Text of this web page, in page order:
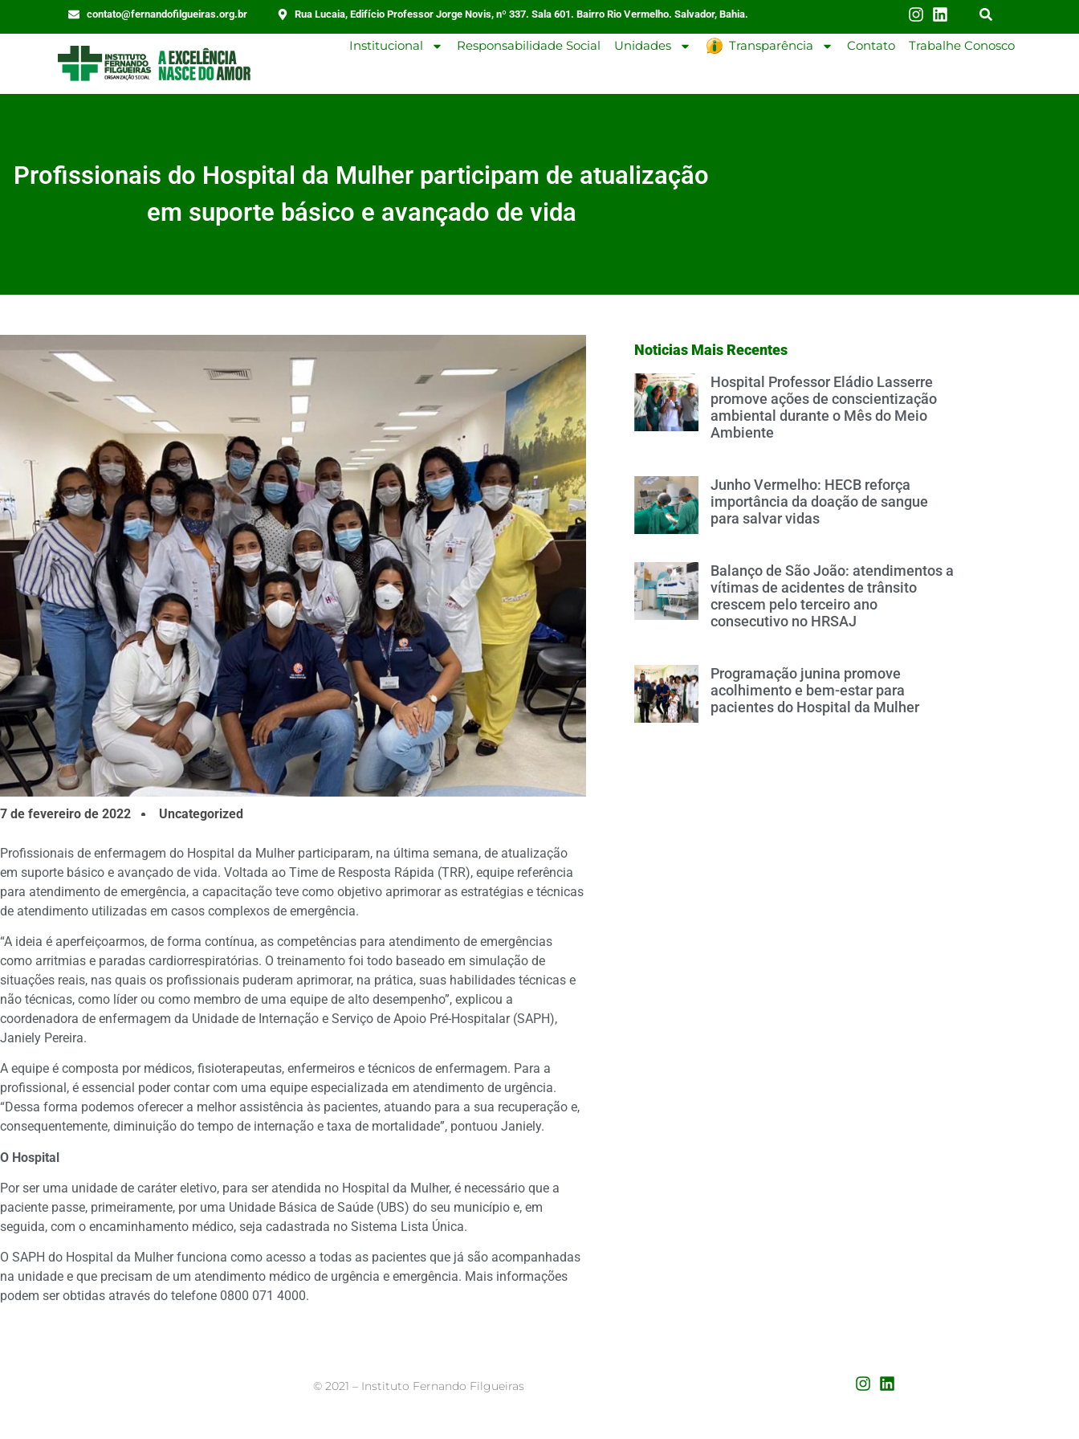
contato@fernandofilgueiras.org.br Rua Lucaia, Edifício Professor Jorge Novis, nº 337. Sala 601. Bairro Rio Vermelho. Salvador, Bahia.
Institucional Responsabilidade Social Unidades Transparência Contato Trabalhe Conosco
Profissionais do Hospital da Mulher participam de atualização
em suporte básico e avançado de vida
7 de fevereiro de 2022 Uncategorized
Profissionais de enfermagem do Hospital da Mulher participaram, na última semana, de atualização
em suporte básico e avançado de vida. Voltada ao Time de Resposta Rápida (TRR), equipe referência
para atendimento de emergência, a capacitação teve como objetivo aprimorar as estratégias e técnicas
de atendimento utilizadas em casos complexos de emergência.
“A ideia é aperfeiçoarmos, de forma contínua, as competências para atendimento de emergências
como arritmias e paradas cardiorrespiratórias. O treinamento foi todo baseado em simulação de
situações reais, nas quais os profissionais puderam aprimorar, na prática, suas habilidades técnicas e
não técnicas, como líder ou como membro de uma equipe de alto desempenho”, explicou a
coordenadora de enfermagem da Unidade de Internação e Serviço de Apoio Pré-Hospitalar (SAPH),
Janiely Pereira.
A equipe é composta por médicos, fisioterapeutas, enfermeiros e técnicos de enfermagem. Para a
profissional, é essencial poder contar com uma equipe especializada em atendimento de urgência.
“Dessa forma podemos oferecer a melhor assistência às pacientes, atuando para a sua recuperação e,
consequentemente, diminuição do tempo de internação e taxa de mortalidade”, pontuou Janiely.
O Hospital
Por ser uma unidade de caráter eletivo, para ser atendida no Hospital da Mulher, é necessário que a
paciente passe, primeiramente, por uma Unidade Básica de Saúde (UBS) do seu município e, em
seguida, com o encaminhamento médico, seja cadastrada no Sistema Lista Única.
O SAPH do Hospital da Mulher funciona como acesso a todas as pacientes que já são acompanhadas
na unidade e que precisam de um atendimento médico de urgência e emergência. Mais informações
podem ser obtidas através do telefone 0800 071 4000.
Noticias Mais Recentes
Hospital Professor Eládio Lasserre
promove ações de conscientização
ambiental durante o Mês do Meio
Ambiente
Junho Vermelho: HECB reforça
importância da doação de sangue
para salvar vidas
Balanço de São João: atendimentos a
vítimas de acidentes de trânsito
crescem pelo terceiro ano
consecutivo no HRSAJ
Programação junina promove
acolhimento e bem-estar para
pacientes do Hospital da Mulher
© 2021 – Instituto Fernando Filgueiras